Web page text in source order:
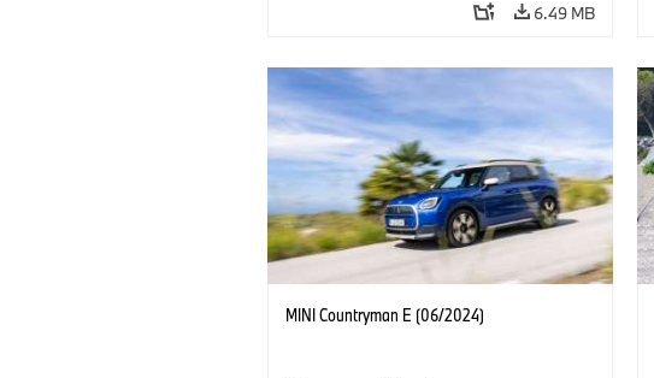
6.49 MB
MINI Countryman E (06/2024)